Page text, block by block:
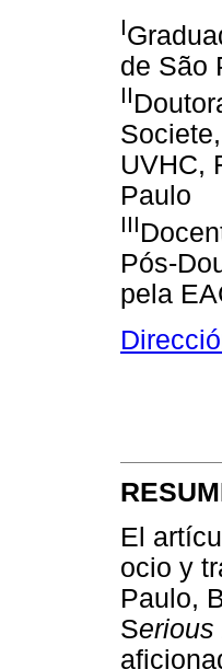
I
de São
II
UVHC,
Paulo
III
Pós-
pela
El
ocio y
Paulo,
Serious